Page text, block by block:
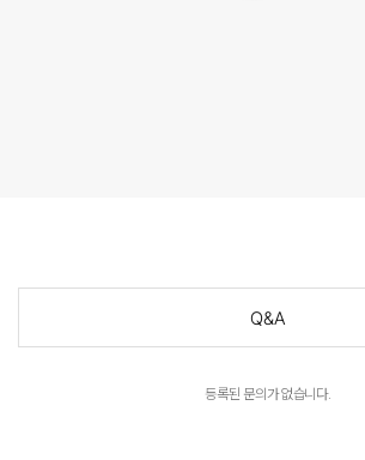
Q&A
등록된 문의가 없습니다.